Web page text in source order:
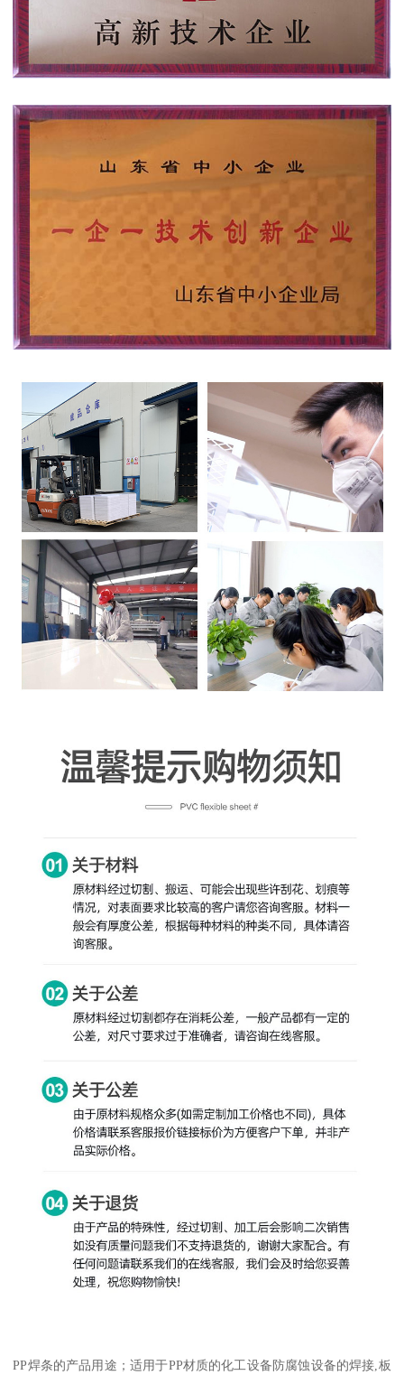
PP焊条的产品用途；适用于PP材质的化工设备防腐蚀设备的焊接,板